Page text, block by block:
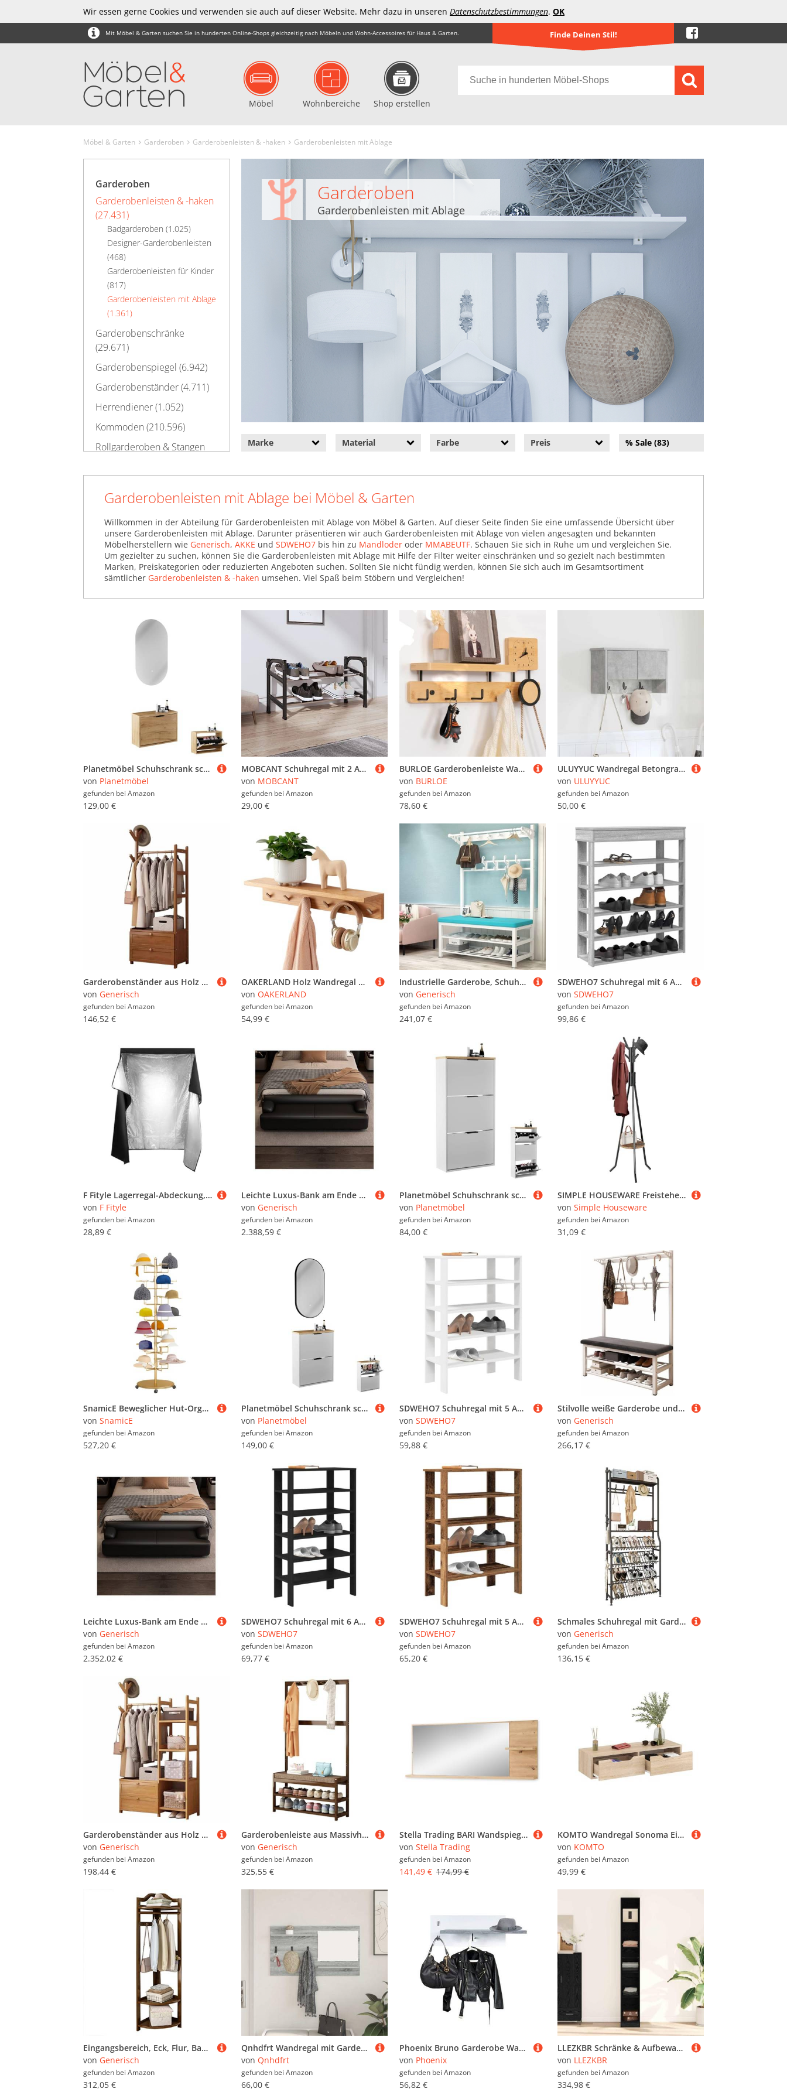
Wir essen gerne Cookies und verwenden sie auch auf dieser Website. Mehr dazu in unseren Datenschutzbestimmungen. OK
Mit Möbel & Garten suchen Sie in hunderten Online-Shops gleichzeitig nach Möbeln und Wohn-Accessoires für Haus & Garten. Finde Deinen Stil!
Möbel Wohnbereiche Shop erstellen
Möbel & Garten Garderoben Garderobenleisten & -haken Garderobenleisten mit Ablage
Garderoben
Garderobenleisten & -haken
(27.431)
Badgarderoben (1.025)
Designer-Garderobenleisten
(468)
Garderobenleisten für Kinder
(817)
Garderobenleisten mit Ablage
(1.361)
Garderobenschränke
(29.671)
Garderobenspiegel (6.942)
Garderobenständer (4.711)
Herrendiener (1.052)
Kommoden (210.596)
Rollgarderoben & Stangen
Schuhschränke (116.368)
Wand- & Konsolentische
(58.479)
Wandgarderoben & Paneele
(25.287)
Garderoben
Garderobenleisten mit Ablage
Marke Material Farbe Preis % Sale (83)
Garderobenleisten mit Ablage bei Möbel & Garten
Willkommen in der Abteilung für Garderobenleisten mit Ablage von Möbel & Garten. Auf dieser Seite finden Sie eine umfassende Übersicht über
unsere Garderobenleisten mit Ablage. Darunter präsentieren wir auch Garderobenleisten mit Ablage von vielen angesagten und bekannten
Möbelherstellern wie Generisch, AKKE und SDWEHO7 bis hin zu Mandloder oder MMABEUTF. Schauen Sie sich in Ruhe um und vergleichen Sie.
Um gezielter zu suchen, können Sie die Garderobenleisten mit Ablage mit Hilfe der Filter weiter einschränken und so gezielt nach bestimmten
Marken, Preiskategorien oder reduzierten Angeboten suchen. Sollten Sie nicht fündig werden, können Sie sich auch im Gesamtsortiment
sämtlicher Garderobenleisten & -haken umsehen. Viel Spaß beim Stöbern und Vergleichen!
Planetmöbel Schuhschrank schmal inkl. ovaler Spiegel mit Beleuchtung (2 Lichtstufen), Schuhkommode mit 1 Klappe Schuhregal mit 2 Ablagen, Garderobe Set, 60 x 23 x 42,5 cm, Gold Eiche
von Planetmöbel
gefunden bei Amazon
129,00 €
MOBCANT Schuhregal mit 2 Ablagen Ausziehbar 119x24x37 cm, Schuhaufbewahrung Shoe Cabinet Shoe Rack Schuhkommode Geeignet für Wohnheim Garderobe Flur Wohnzimmer
von MOBCANT
gefunden bei Amazon
29,00 €
BURLOE Garderobenleiste Wand Mit Ablage Uhr Holz, Wandgarderobe Bambus Wandregal Mit 5 Metall Haken Garderobenhaken Kleiderhaken Wand Für Flur Schlafzimmer,2
von BURLOE
gefunden bei Amazon
78,60 €
ULUYYUC Wandregal Betongrau Modernes Bücherregal mit Haken 50 x 20 x 30 cm aus Holzwerkstoff Stilvolle Garderobe & Aufbewahrung für Flur Wohnzimmer Badezimmer
von ULUYYUC
gefunden bei Amazon
50,00 €
Garderobenständer aus Holz mit Schuhaufbewahrung, Garderobenleiste im Industriestil, mit Ablagen und Haken, für Schlafzimmer, Flur, Eingangsbereich, maximale Belastung 100 kg, 158 cm Höhe
von Generisch
gefunden bei Amazon
146,52 €
OAKERLAND Holz Wandregal mit Haken, 70cm Wand Garderobenleiste mit Ablage Eiche Schweberegal, Wandgarderobe mit Brett für Jacken, Garderobenhaken für Mäntel, Schals
von OAKERLAND
gefunden bei Amazon
54,99 €
Industrielle Garderobe, Schuhbank, großer Eingangsbereich, Aufbewahrung, Rohrstil, Flurbaum mit Ablage, einfache Montage für kleine Räume, stilvoller Hut- und Garderobenständer, perfekt für Zuhause
von Generisch
gefunden bei Amazon
241,07 €
SDWEHO7 Schuhregal mit 6 Ablagen, Schuhschrank, Schuhaufbewahrung für Wohnzimmer, Garderobe und Flur, Robust und langlebig, Grau Sonoma 80x30x98 cm Holzwerkstoff
von SDWEHO7
gefunden bei Amazon
99,86 €
F Fityle Lagerregal-Abdeckung, Staubschutz, staubdicht, wasserdicht, Zubehör, schwarzer Schutz, Staubschutz für die Garderobe, Home Office, 91 cm
von F Fityle
gefunden bei Amazon
28,89 €
Leichte Luxus-Bank am Ende des Bettes, minimalistischer schwarzer Ottomanen-Hocker für Schlafzimmer, Wohnzimmer, Schuhwechsel, Garderobe, Sofa-Ablage – stilvolle mittelgroße Möbel
von Generisch
gefunden bei Amazon
2.388,59 €
Planetmöbel Schuhschrank schmal mit 3 Klappen platzsparender Schuhregal mit 6 Ablagen, Schuhkommode für Diele, Flur, Garderobe 60 x 23 x 118 cm, weiß grau
von Planetmöbel
gefunden bei Amazon
84,00 €
SIMPLE HOUSEWARE Freistehende Garderobe mit Ablage, Schwarz
von Simple Houseware
gefunden bei Amazon
31,09 €
SnamicE Beweglicher Hut-Organizer-Halter, 5/6/7-lagiger Perücken-Cowboykappen-Ausstellungsständer, Bodenstehend, Für Helmladen/Garderobe/Bekleidungsgeschäft, Eisenrahmen,G,Gold-7
von SnamicE
gefunden bei Amazon
527,20 €
Planetmöbel Schuhschrank schmal inkl. ovaler Spiegel mit Beleuchtung (3 Lichtstufen), Schuhkommode mit 2 Klappen Schuhregal mit 4 Ablagen, Garderobe Set, 60 x 23 x 80,5 cm, weiß grau
von Planetmöbel
gefunden bei Amazon
149,00 €
SDWEHO7 Schuhregal mit 5 Ablagen, Schuhschrank, Schuhaufbewahrung für Wohnzimmer, Garderobe und Flur, Robust und langlebig, Weiß 61x32x87,5 cm Holzwerkstoff
von SDWEHO7
gefunden bei Amazon
59,88 €
Stilvolle weiße Garderobe und Schuhbank für den Eingangsbereich, mit gepolsterten Ablagen und Wand-Hängestange, 100 cm, Flur-Dekoration
von Generisch
gefunden bei Amazon
266,17 €
Leichte Luxus-Bank am Ende der Bettbank – minimalistischer schwarzer Nachttisch für Wohnzimmer, Schlafzimmer, Garderobe, Schuhwechsel und Eingangsbereich – stilvolle kleine Sofa-Ablage
von Generisch
gefunden bei Amazon
2.352,02 €
SDWEHO7 Schuhregal mit 6 Ablagen, Schuhschrank, Schuhaufbewahrung für Wohnzimmer, Garderobe und Flur, Robust und langlebig, Schwarz 61x32x105 cm Holzwerkstoff
von SDWEHO7
gefunden bei Amazon
69,77 €
SDWEHO7 Schuhregal mit 5 Ablagen, Schuhschrank, Schuhaufbewahrung für Wohnzimmer, Garderobe und Flur, Robust und langlebig, Altholz-Optik 61x32x87,5 cm Holzwerkstoff
von SDWEHO7
gefunden bei Amazon
65,20 €
Schmales Schuhregal mit Garderobe für Eingangstür, hohes Metall-Schuhregal, Aufbewahrungs-Organizer mit 4 schrägen Ablagen und oberer Ablage für den Eingangsbereich, schmales platzsparendes Schuhregal
von Generisch
gefunden bei Amazon
136,15 €
Garderobenständer aus Holz mit Schuhaufbewahrung, Garderobenleiste im Industriestil, mit Ablagen und Haken, für Schlafzimmer, Flur, Eingangsbereich, maximale Belastung 100 kg, 158 cm Höhe
von Generisch
gefunden bei Amazon
198,44 €
Garderobenleiste aus Massivholz mit Schuhwickelhocker, Eingangsbank mit Haken & Ablage, Multifunktionsmöbel für Flur, einfache Montage (70 cm)
von Generisch
gefunden bei Amazon
325,55 €
Stella Trading BARI Wandspiegel in Artisan Eiche Optik FSC-Zertifiziert - Praktischer Spiegel mit Ablage für Flur & Garderobe - 148 x 60 x 17 cm (B/H/T)
von Stella Trading
gefunden bei Amazon
141,49 € 174,99 €
KOMTO Wandregal Sonoma Eiche mit 2 Schubladen – Wandkommode für Schlafzimmer, Garderobe Hängeschrank, Schminktisch Wandmontage, Wandschublade | Nachttisch Hängend NOKA 100 x 32,5 x 22 cm
von KOMTO
gefunden bei Amazon
49,99 €
Eingangsbereich, Eck, Flur, Baum mit Schuhaufbewahrung & Garderobe, freistehende Holzmöbel mit Ablage, stilvoll für Zuhause & Büro (Braun)
von Generisch
gefunden bei Amazon
312,05 €
Qnhdfrt Wandregal mit Garderobe Grau Sonoma 90x10x50 cm Modernes Design mit Spiegel und 2 Ablagen Platzsparend für Flur Wohnzimmer Büro
von Qnhdfrt
gefunden bei Amazon
66,00 €
Phoenix Bruno Garderobe Wandgarderobe mit 1 Kleiderstange, 2 Haken und 1 Ablage, Holz, Beton, Weiss, 20 x 30 x 75 cm
von Phoenix
gefunden bei Amazon
56,82 €
LLEZKBR Schränke & Aufbewahrungsschränke & Kleiderschränke - Garderobe mit Ablage Schwarze Eiche 30 x 50 x 200 cm Holzwerkstoff
von LLEZKBR
gefunden bei Amazon
334,98 €